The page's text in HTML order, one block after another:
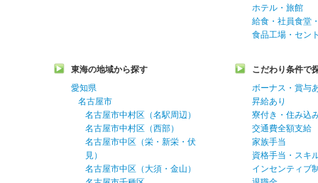
ホテル・旅館
給食・社員食堂
食品工場・セン
東海の地域から探す
愛知県
名古屋市
名古屋市中村区（名駅周辺）
名古屋市中村区（西部）
名古屋市中区（栄・新栄・伏
見）
名古屋市中区（大須・金山）
こだわり条件で
ボーナス・賞与
昇給あり
寮付き・住み込
交通費全額支給
家族手当
資格手当・スキ
インセンティブ